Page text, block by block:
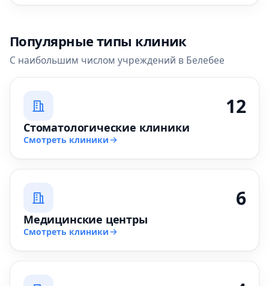
Популярные типы клиник
С наибольшим числом учреждений в Белебее
12
Стоматологические клиники
Смотреть клиники
6
Медицинские центры
Смотреть клиники